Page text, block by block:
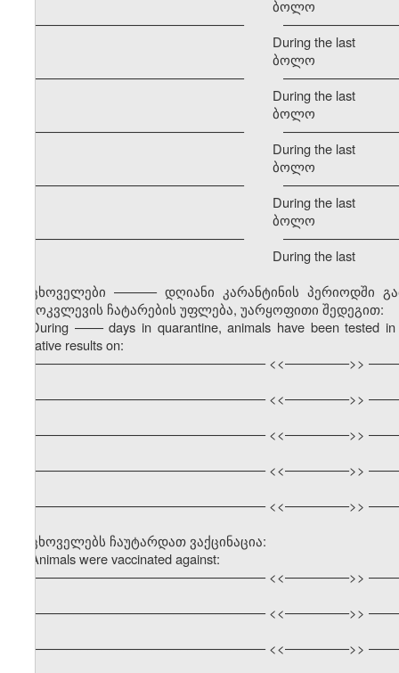
ბოლო
––––––––––––––––––––––––––––––
During the last
ბოლო
––––––––––––––––––––––––––––––
During the last
ბოლო
––––––––––––––––––––––––––––––
During the last
ბოლო
––––––––––––––––––––––––––––––
During the last
ბოლო
––––––––––––––––––––––––––––––
During the last
ცხოველები –––––– დღიანი კარანტინის პერიოდში
გამოკვლევის ჩატარების უფლება, უარყოფითი შედეგით:
During ––––days in quarantine, animals have been tested
negative results on:
––––––––––––––––––––––––––––––––– <<–––––––––>>
––––––––––––––––––––––––––––––––– <<–––––––––>>
––––––––––––––––––––––––––––––––– <<–––––––––>>
––––––––––––––––––––––––––––––––– <<–––––––––>>
––––––––––––––––––––––––––––––––– <<–––––––––>>
ცხოველებს ჩაუტარდათ ვაქცინაცია:
Animals were vaccinated against:
––––––––––––––––––––––––––––––––– <<–––––––––>>
––––––––––––––––––––––––––––––––– <<–––––––––>>
––––––––––––––––––––––––––––––––– <<–––––––––>>